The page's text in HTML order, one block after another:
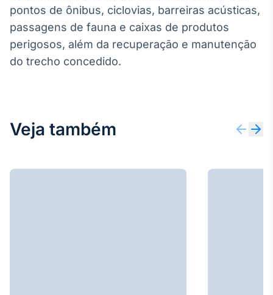
Broadcast
Wallboard
Conteúdos e
dados para
Tecnologia
pontos de ônibus, ciclovias, barreiras acústicas,
passagens de fauna e caixas de produtos
perigosos, além da recuperação e manutenção
do trecho concedido.
Veja também